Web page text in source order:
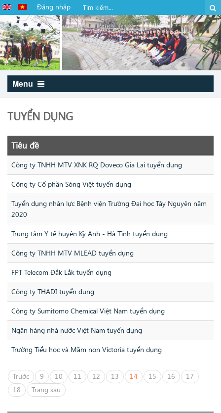
Đăng nhập
Menu
TUYỂN DỤNG
Tiêu đề
Công ty TNHH MTV XNK RQ Doveco Gia Lai tuyển dụng
Công ty Cổ phần Sóng Việt tuyển dụng
Tuyển dụng nhân lực Bệnh viện Trường Đại học Tây Nguyên năm
2020
Trung tâm Y tế huyện Kỳ Anh - Hà Tĩnh tuyển dụng
Công ty TNHH MTV MLEAD tuyển dụng
FPT Telecom Đắk Lắk tuyển dụng
Công ty THADI tuyển dụng
Công ty Sumitomo Chemical Việt Nam tuyển dụng
Ngân hàng nhà nước Việt Nam tuyển dụng
Trường Tiểu học và Mầm non Victoria tuyển dụng
Trước 9 10 11 12 13 14 15 16
17
18
Trang sau